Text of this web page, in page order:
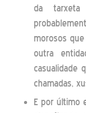
da tarxeta
morosos
outra
casualidade
chamadas,
E por último